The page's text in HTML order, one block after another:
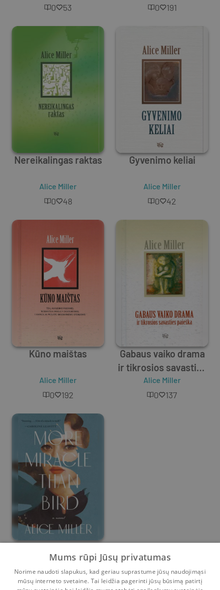
0 53 0 191
Nereikalingas raktas
Alice Miller
0 48
Gyvenimo keliai
Alice Miller
0 42
Kūno maištas
Alice Miller
0 192
Gabaus vaiko drama
ir tikrosios savasties
paieška
Alice Miller
0 137
Bird
Alice Miller
Mums rūpi Jūsų privatumas
Norime naudoti slapukus, kad geriau suprastume jūsų naudojimąsi
mūsų interneto svetaine. Tai leidžia pagerinti jūsų būsimą patirtį